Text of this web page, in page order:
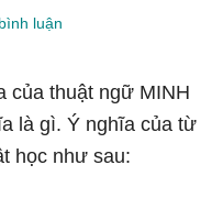
luận
của thuật ngữ MINH
là gì. Ý nghĩa của từ
học như sau: